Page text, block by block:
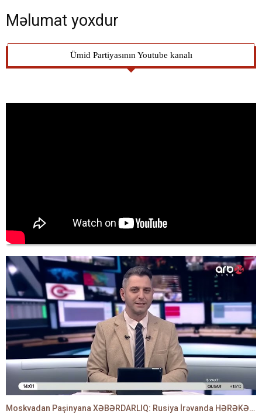
Məlumat yoxdur
Ümid Partiyasının Youtube kanalı
Moskvadan Paşinyana XƏBƏRDARLIQ: Rusiya İrəvanda HƏRƏKƏTƏ KEÇDİ - TAMİLLA QULAMİ danışır